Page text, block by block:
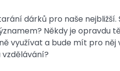
dárků pro naše
Někdy je opravdu
využívat a bude mít pro něj